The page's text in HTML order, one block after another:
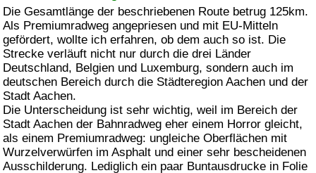
Die Gesamtlänge der beschriebenen Route betrug 125km.
Als Premiumradweg angepriesen und mit EU-Mitteln
gefördert, wollte ich erfahren, ob dem auch so ist. Die
Strecke verläuft nicht nur durch die drei Länder
Deutschland, Belgien und Luxemburg, sondern auch im
deutschen Bereich durch die Städteregion Aachen und der
Stadt Aachen.
Die Unterscheidung ist sehr wichtig, weil im Bereich der
Stadt Aachen der Bahnradweg eher einem Horror gleicht,
als einem Premiumradweg: ungleiche Oberflächen mit
Wurzelverwürfen im Asphalt und einer sehr bescheidenen
Ausschilderung. Lediglich ein paar Buntausdrucke in Folie